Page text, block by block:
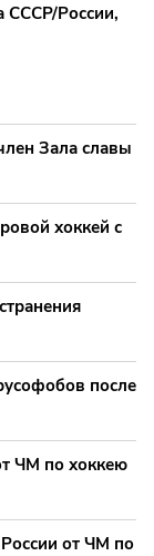
СССР/России,
Зала славы
хоккей с
после
ЧМ по хоккею
от ЧМ по